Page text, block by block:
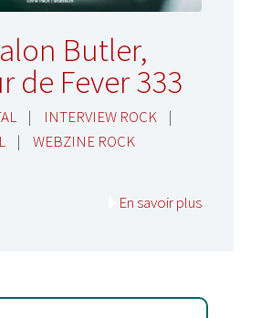
Butler,
de Fever 333
| INTERVIEW ROCK
|
| WEBZINE ROCK
En savoir plus